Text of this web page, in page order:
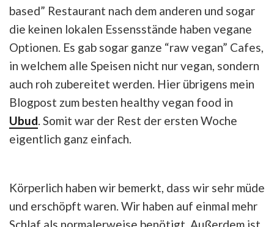
based” Restaurant nach dem anderen und sogar
die keinen lokalen Essensstände haben vegane
Optionen. Es gab sogar ganze “raw vegan” Cafes,
in welchem alle Speisen nicht nur vegan, sondern
auch roh zubereitet werden. Hier übrigens mein
Blogpost zum besten healthy vegan food in
Ubud. Somit war der Rest der ersten Woche
eigentlich ganz einfach.
Körperlich haben wir bemerkt, dass wir sehr müde
und erschöpft waren. Wir haben auf einmal mehr